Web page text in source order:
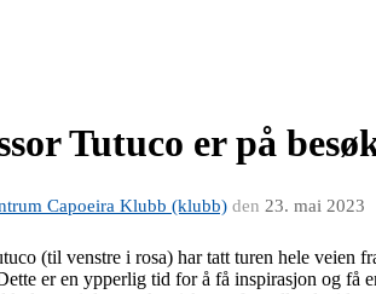
Tutuco er på
Capoeira Klubb (klubb) den 23. mai 2023
(til venstre i rosa) har tatt turen hele veien
er en ypperlig tid for å få inspirasjon og få